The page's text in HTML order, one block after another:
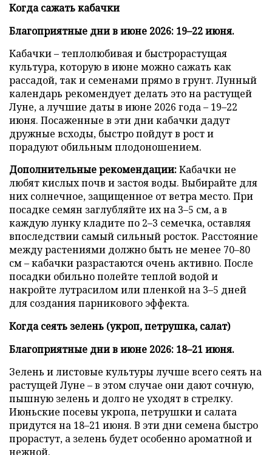
Когда сажать кабачки
Благоприятные дни в июне 2026: 19–22 июня.
Кабачки – теплолюбивая и быстрорастущая
культура, которую в июне можно сажать как
рассадой, так и семенами прямо в грунт. Лунный
календарь рекомендует делать это на растущей
Луне, а лучшие даты в июне 2026 года – 19–22
июня. Посаженные в эти дни кабачки дадут
дружные всходы, быстро пойдут в рост и
порадуют обильным плодоношением.
Дополнительные рекомендации:Кабачки не
любят кислых почв и застоя воды. Выбирайте для
них солнечное, защищенное от ветра место. При
посадке семян заглубляйте их на 3–5 см, а в
каждую лунку кладите по 2–3 семечка, оставляя
впоследствии самый сильный росток. Расстояние
между растениями должно быть не менее 70–80
см – кабачки разрастаются очень активно. После
посадки обильно полейте теплой водой и
накройте лутрасилом или пленкой на 3–5 дней
для создания парникового эффекта.
Когда сеять зелень (укроп, петрушка, салат)
Благоприятные дни в июне 2026: 18–21 июня.
Зелень и листовые культуры лучше всего сеять на
растущей Луне – в этом случае они дают сочную,
пышную зелень и долго не уходят в стрелку.
Июньские посевы укропа, петрушки и салата
придутся на 18–21 июня. В эти дни семена быстро
прорастут, а зелень будет особенно ароматной и
нежной.